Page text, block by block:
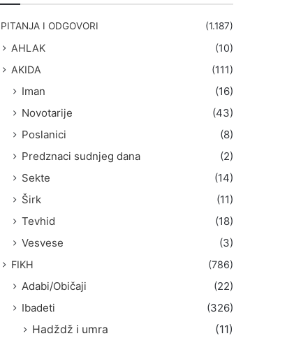
PITANJA I ODGOVORI (1.187)
AHLAK
(10)
AKIDA
(111)
Iman
(16)
Novotarije
(43)
Poslanici
(8)
Predznaci sudnjeg dana
(2)
Sekte
(14)
Širk
(11)
Tevhid
(18)
Vesvese
(3)
FIKH (786)
Adabi/Običaji
(22)
Ibadeti
(326)
Hadždž i umra
(11)